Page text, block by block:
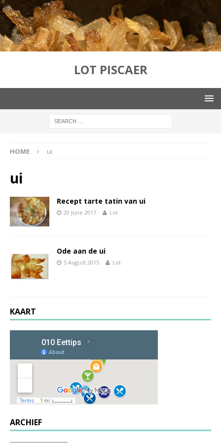
LOT PISCAER
HOME ui
ui
Recept tarte tatin van ui
20 June 2017 Lot
Ode aan de ui
5 August 2015 Lot
KAART
ARCHIEF